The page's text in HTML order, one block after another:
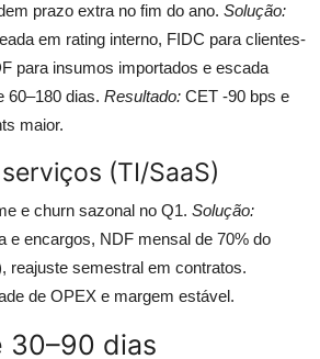
prazo extra no fim do ano. Solução:
em rating interno, FIDC para clientes-
para insumos importados e escada
60–180 dias. Resultado: CET -90 bps e
maior.
(TI/SaaS)
e churn sazonal no Q1. Solução:
e encargos, NDF mensal de 70% do
reajuste semestral em contratos.
de OPEX e margem estável.
30–90 dias